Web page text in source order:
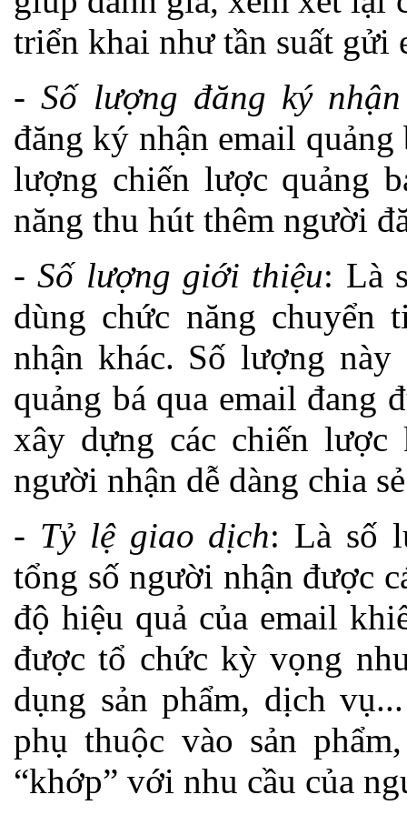
triển khai như tần suất
-Số lượng đăng ký
đăng ký nhận email
lượng chiến lược quảng
năng thu hút thêm người
-Số lượng giới thiệu: Là
dùng chức năng chuyển
nhận khác. Số lượng
quảng bá qua email đang
xây dựng các chiến
người nhận dễ dàng chia
- Tỷ lệ giao dịch: Là số
tổng số người nhận được
độ hiệu quả của email
được tổ chức kỳ vọng
dụng sản phẩm, dịch
phụ thuộc vào sản
“khớp” với nhu cầu của